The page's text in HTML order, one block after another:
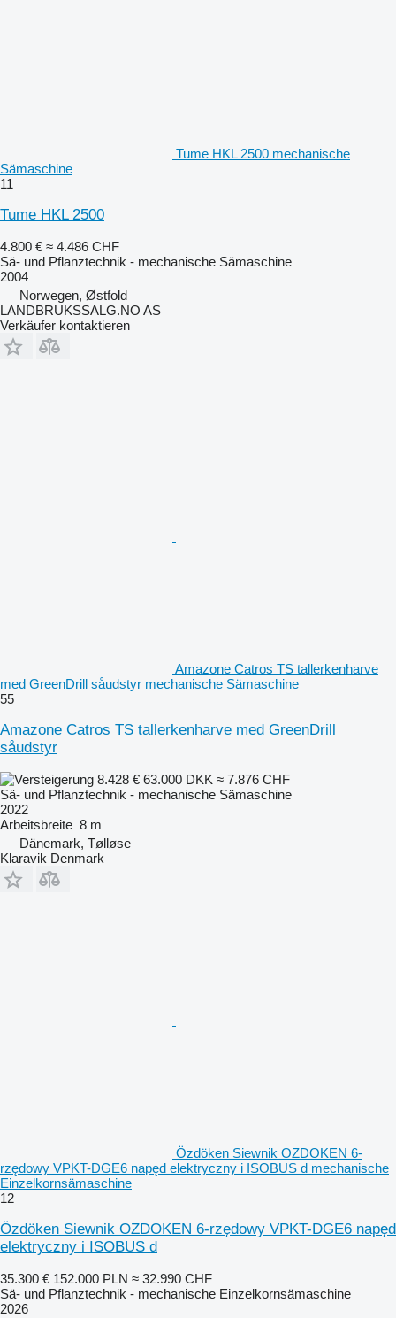
Tume HKL 2500 mechanische
Sämaschine
11
Tume HKL 2500
4.800 € ≈ 4.486 CHF
Sä- und Pflanztechnik - mechanische Sämaschine
2004
Norwegen, Østfold
LANDBRUKSSALG.NO AS
Verkäufer kontaktieren
Amazone Catros TS tallerkenharve
med GreenDrill såudstyr mechanische Sämaschine
55
Amazone Catros TS tallerkenharve med GreenDrill
såudstyr
8.428 € 63.000 DKK ≈ 7.876 CHF
Sä- und Pflanztechnik - mechanische Sämaschine
2022
Arbeitsbreite 8 m
Dänemark, Tølløse
Klaravik Denmark
Özdöken Siewnik OZDOKEN 6-
rzędowy VPKT-DGE6 napęd elektryczny i ISOBUS d mechanische
Einzelkornsämaschine
12
Özdöken Siewnik OZDOKEN 6-rzędowy VPKT-DGE6 napęd
elektryczny i ISOBUS d
35.300 € 152.000 PLN ≈ 32.990 CHF
Sä- und Pflanztechnik - mechanische Einzelkornsämaschine
2026